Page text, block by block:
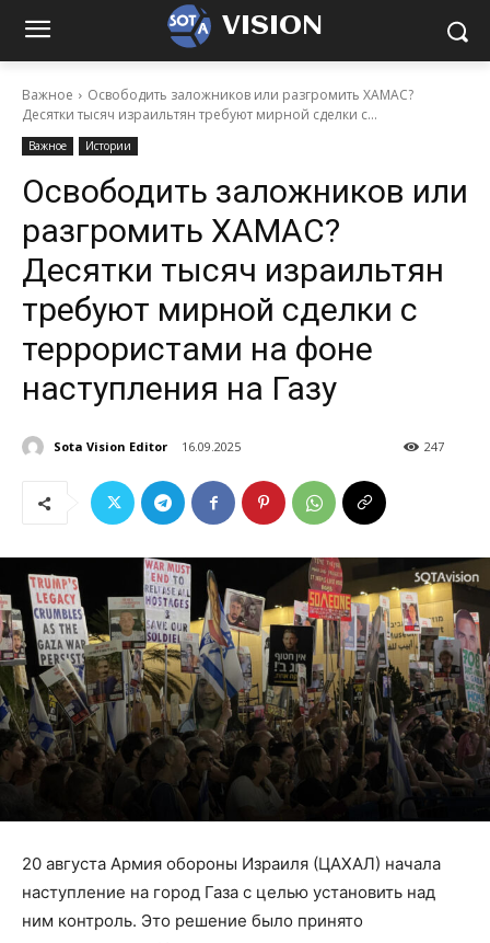
VISION
Важное
Освободить заложников или разгромить ХАМАС?
Десятки тысяч израильтян требуют мирной сделки с...
Важное Истории
Освободить заложников или
разгромить ХАМАС?
Десятки тысяч израильтян
требуют мирной сделки с
террористами на фоне
наступления на Газу
Sota Vision Editor 16.09.2025 247
20 августа Армия обороны Израиля (ЦАХАЛ) начала
наступление на город Газа с целью установить над
ним контроль. Это решение было принято